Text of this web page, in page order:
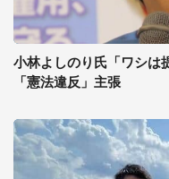
小林よしのり氏「ワシは
「憲法違反」主張